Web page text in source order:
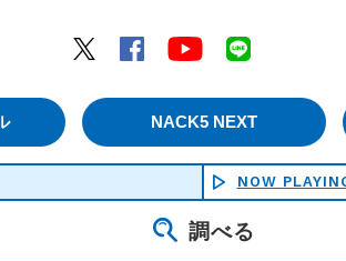
Twitter
Facebook YouTube
NACK5 NEXT
NOW
調べる